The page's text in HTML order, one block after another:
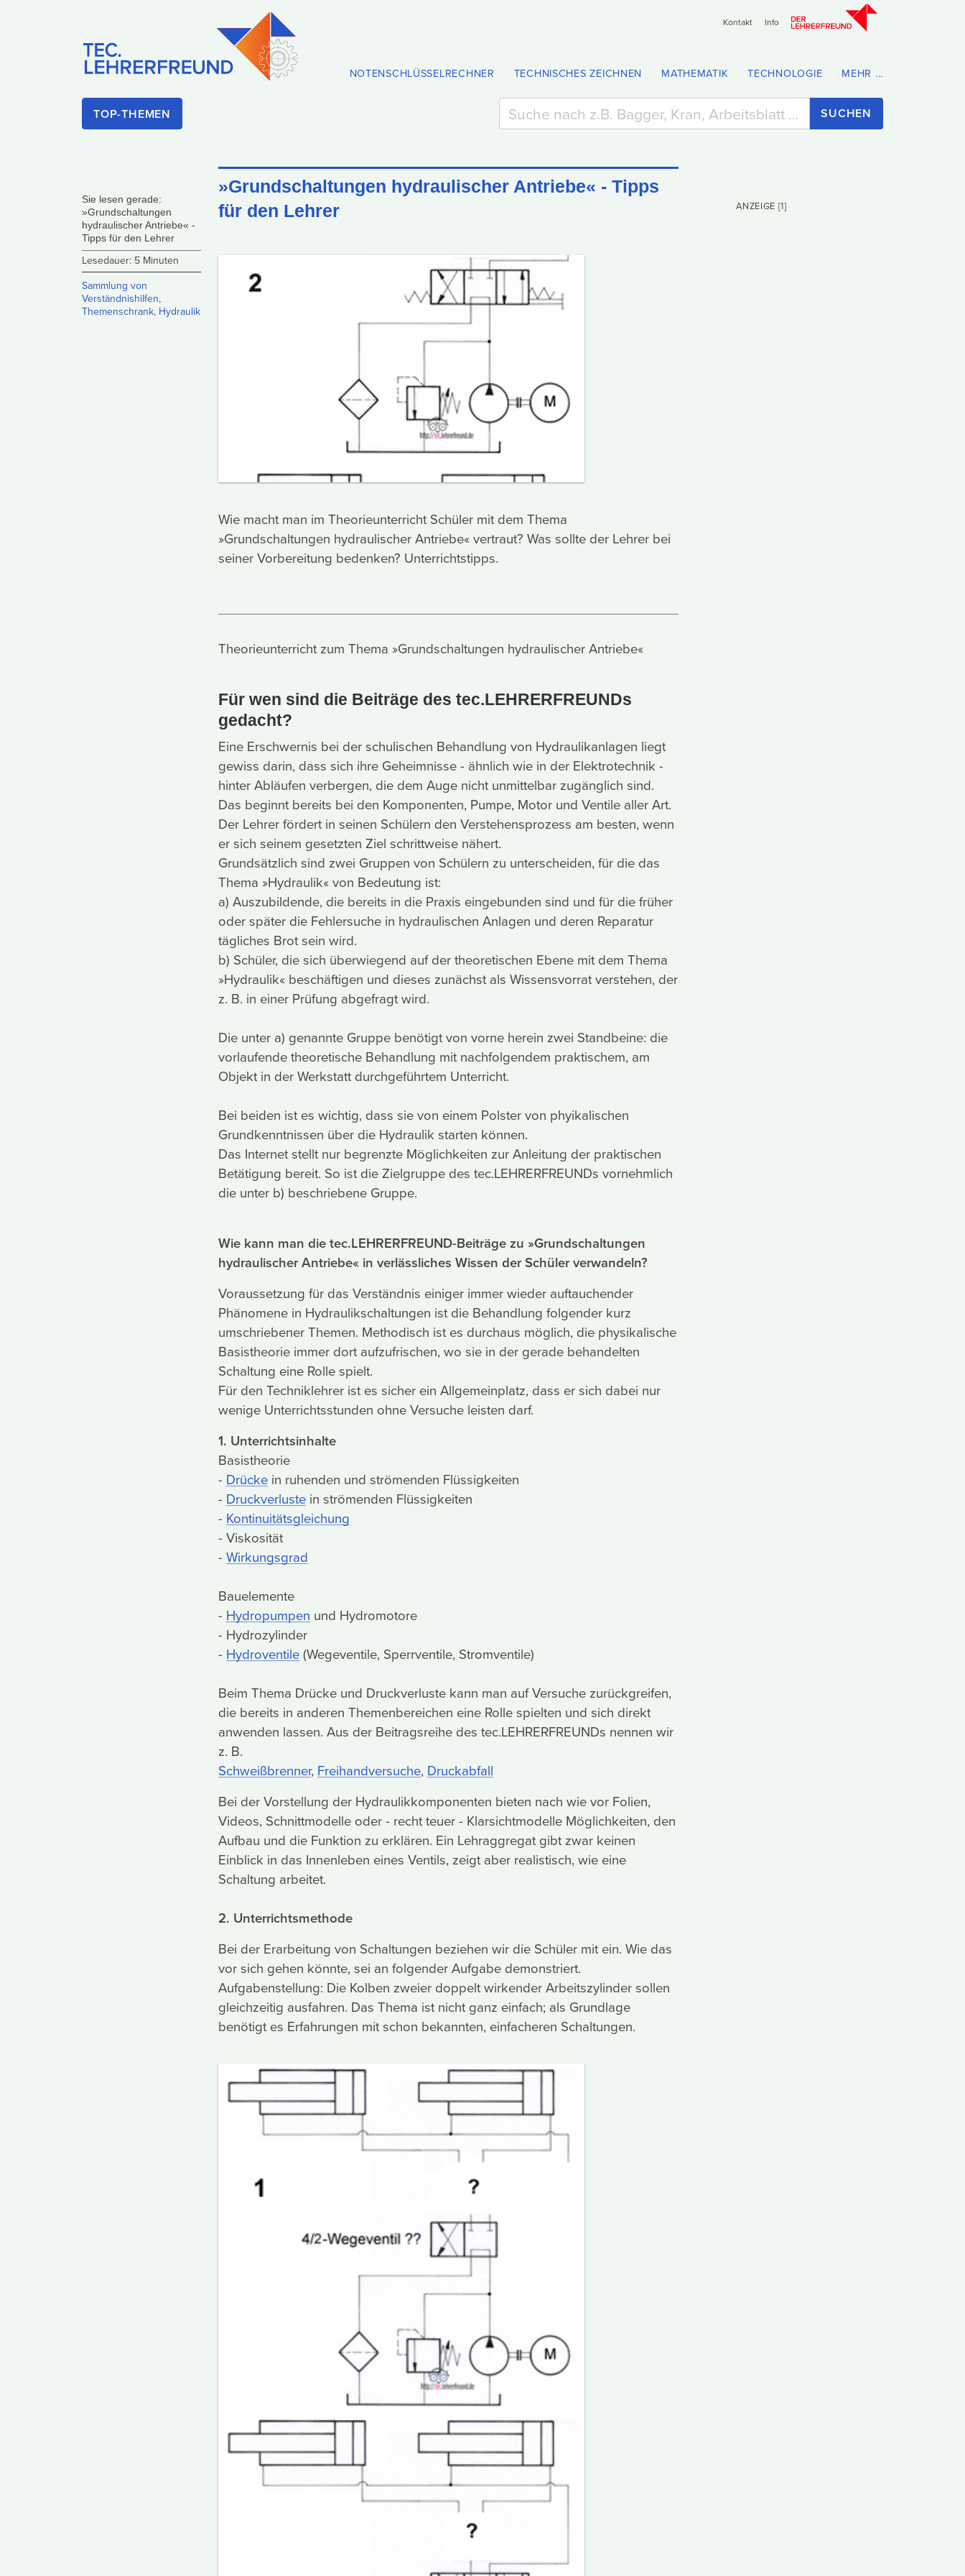
Kontakt Info
NOTENSCHLÜSSELRECHNER TECHNISCHES ZEICHNEN MATHEMATIK TECHNOLOGIE MEHR ...
TOP-THEMEN SUCHEN
Sie lesen gerade:
»Grundschaltungen
hydraulischer Antriebe« -
Tipps für den Lehrer
Lesedauer: 5 Minuten
Sammlung von
Verständnishilfen,
Themenschrank, Hydraulik
»Grundschaltungen hydraulischer Antriebe« - Tipps
für den Lehrer
Wie macht man im Theorieunterricht Schüler mit dem Thema
»Grundschaltungen hydraulischer Antriebe« vertraut? Was sollte der Lehrer bei
seiner Vorbereitung bedenken? Unterrichtstipps.
Theorieunterricht zum Thema »Grundschaltungen hydraulischer Antriebe«
Für wen sind die Beiträge des tec.LEHRERFREUNDs
gedacht?
Eine Erschwernis bei der schulischen Behandlung von Hydraulikanlagen liegt
gewiss darin, dass sich ihre Geheimnisse - ähnlich wie in der Elektrotechnik -
hinter Abläufen verbergen, die dem Auge nicht unmittelbar zugänglich sind.
Das beginnt bereits bei den Komponenten, Pumpe, Motor und Ventile aller Art.
Der Lehrer fördert in seinen Schülern den Verstehensprozess am besten, wenn
er sich seinem gesetzten Ziel schrittweise nähert.
Grundsätzlich sind zwei Gruppen von Schülern zu unterscheiden, für die das
Thema »Hydraulik« von Bedeutung ist:
a) Auszubildende, die bereits in die Praxis eingebunden sind und für die früher
oder später die Fehlersuche in hydraulischen Anlagen und deren Reparatur
tägliches Brot sein wird.
b) Schüler, die sich überwiegend auf der theoretischen Ebene mit dem Thema
»Hydraulik« beschäftigen und dieses zunächst als Wissensvorrat verstehen, der
z. B. in einer Prüfung abgefragt wird.
Die unter a) genannte Gruppe benötigt von vorne herein zwei Standbeine: die
vorlaufende theoretische Behandlung mit nachfolgendem praktischem, am
Objekt in der Werkstatt durchgeführtem Unterricht.
Bei beiden ist es wichtig, dass sie von einem Polster von phyikalischen
Grundkenntnissen über die Hydraulik starten können.
Das Internet stellt nur begrenzte Möglichkeiten zur Anleitung der praktischen
Betätigung bereit. So ist die Zielgruppe des tec.LEHRERFREUNDs vornehmlich
die unter b) beschriebene Gruppe.
Wie kann man die tec.LEHRERFREUND-Beiträge zu »Grundschaltungen
hydraulischer Antriebe« in verlässliches Wissen der Schüler verwandeln?
Voraussetzung für das Verständnis einiger immer wieder auftauchender
Phänomene in Hydraulikschaltungen ist die Behandlung folgender kurz
umschriebener Themen. Methodisch ist es durchaus möglich, die physikalische
Basistheorie immer dort aufzufrischen, wo sie in der gerade behandelten
Schaltung eine Rolle spielt.
Für den Techniklehrer ist es sicher ein Allgemeinplatz, dass er sich dabei nur
wenige Unterrichtsstunden ohne Versuche leisten darf.
1. Unterrichtsinhalte
Basistheorie
- Drücke in ruhenden und strömenden Flüssigkeiten
- Druckverluste in strömenden Flüssigkeiten
- Kontinuitätsgleichung
- Viskosität
- Wirkungsgrad
Bauelemente
- Hydropumpen und Hydromotore
- Hydrozylinder
- Hydroventile(Wegeventile, Sperrventile, Stromventile)
Beim Thema Drücke und Druckverluste kann man auf Versuche zurückgreifen,
die bereits in anderen Themenbereichen eine Rolle spielten und sich direkt
anwenden lassen. Aus der Beitragsreihe des tec.LEHRERFREUNDs nennen wir
z. B.
Schweißbrenner, Freihandversuche, Druckabfall
Bei der Vorstellung der Hydraulikkomponenten bieten nach wie vor Folien,
Videos, Schnittmodelle oder - recht teuer - Klarsichtmodelle Möglichkeiten, den
Aufbau und die Funktion zu erklären. Ein Lehraggregat gibt zwar keinen
Einblick in das Innenleben eines Ventils, zeigt aber realistisch, wie eine
Schaltung arbeitet.
2. Unterrichtsmethode
Bei der Erarbeitung von Schaltungen beziehen wir die Schüler mit ein. Wie das
vor sich gehen könnte, sei an folgender Aufgabe demonstriert.
Aufgabenstellung: Die Kolben zweier doppelt wirkender Arbeitszylinder sollen
gleichzeitig ausfahren. Das Thema ist nicht ganz einfach; als Grundlage
benötigt es Erfahrungen mit schon bekannten, einfacheren Schaltungen.
ANZEIGE [1]